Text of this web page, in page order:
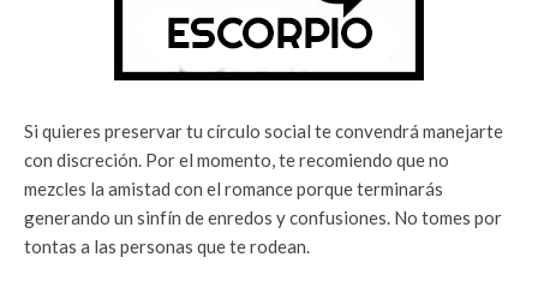
Si quieres preservar tu círculo social te convendrá manejarte
con discreción. Por el momento, te recomiendo que no
mezcles la amistad con el romance porque terminarás
generando un sinfín de enredos y confusiones. No tomes por
tontas a las personas que te rodean.